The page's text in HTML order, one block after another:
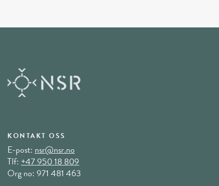
KONTAKT OSS
E-post:nsr@nsr.no
Tlf:+47 950 18 809
Org no: 971 481 463